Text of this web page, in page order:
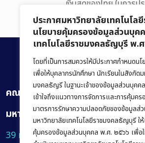
ประกาศมหาวิทยาลัยเทคโนโ
นโยบายคุ้มครองข้อมูลส่วนบุค
เทคโนโลยีราชมงคลธัญบุรี พ.
โดยที่เป็นการสมควรให้มีประกาศกำหนด
เพื่อให้บุคลากรนักศึกษา นักเรียนในสังกัด
มงคลธัญรี ในฐานะเจ้าของข้อมูลส่วนบุค
เข้าใจถึงแนวทางการจัดการและการคุ้ม
มาตรการรักษาความปลอดภัยของข้อมูลส่
มหาวิทยาลัยเทคโนโลยีราชมงคลธัญบุรี
คุ้มครองข้อมูลส่วนบุคคล พ.ศ. ๒๕๖๖ เพื่อใ
เงินสดของไทย ในการ
ปทุมธานี: มหาวิทยาลัยเ
คณะบริหารธุรกิจ
มหาวิทยาลัยเทคโนโลยีราชมงคลธั
39 หมู่ 1 ถนนรังสิต-นครนายก ตำบลค